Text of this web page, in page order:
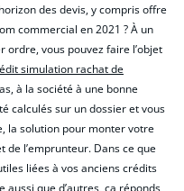
des devis, y compris offre
commercial en 2021 ? À un
vous pouvez faire l’objet
simulation rachat de
à la société à une bonne
calculés sur un dossier et vous
la solution pour monter votre
de l’emprunteur. Dans ce que
liées à vos anciens crédits
aussi que d’autres, ça réponds